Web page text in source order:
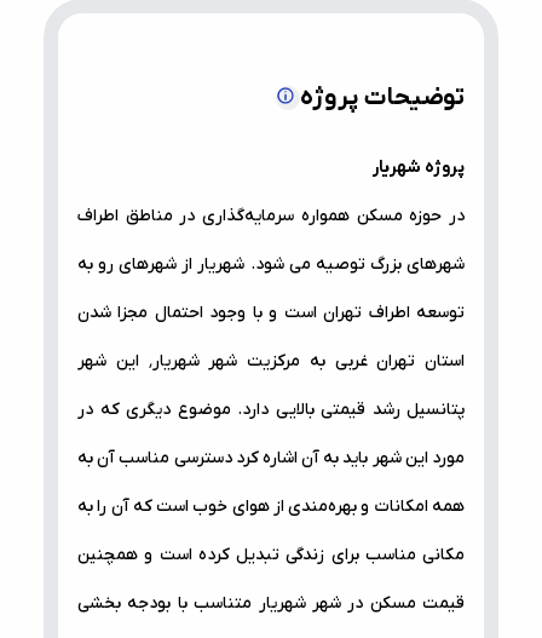
توضیحات پروژه
پروژه شهریار
در حوزه مسکن همواره سرمایه‌گذاری در مناطق اطراف
شهر‌‌‌های بزرگ توصیه می شود. شهریار از شهر‌های رو به
توسعه اطراف تهران است و با وجود احتمال مجزا شدن
استان تهران غربی به مرکزیت شهر شهریار٬ این شهر
پتانسیل رشد قیمتی بالایی دارد. موضوع دیگری که در
مورد این شهر باید به آن اشاره کرد دسترسی مناسب آن به
همه امکانات و بهره‌مندی از هوای خوب است که آن را به
مکانی مناسب برای زندگی تبدیل کرده است و همچنین
قیمت‌ مسکن در شهر شهریار متناسب با بودجه بخشی